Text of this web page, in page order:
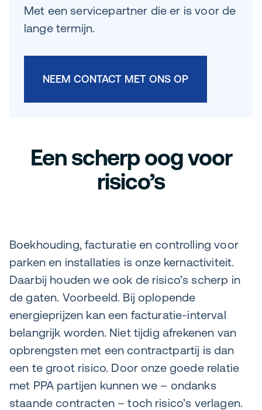
Met een servicepartner die er is voor de
lange termijn.
NEEM CONTACT MET ONS OP
Een scherp oog voor
risico’s
Boekhouding, facturatie en controlling voor
parken en installaties is onze kernactiviteit.
Daarbij houden we ook de risico’s scherp in
de gaten. Voorbeeld. Bij oplopende
energieprijzen kan een facturatie-interval
belangrijk worden. Niet tijdig afrekenen van
opbrengsten met een contractpartij is dan
een te groot risico. Door onze goede relatie
met PPA partijen kunnen we – ondanks
staande contracten – toch risico’s verlagen.